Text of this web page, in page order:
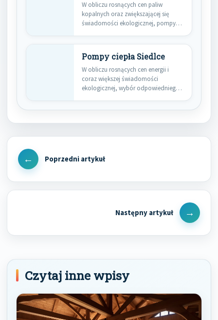
W obliczu rosnących cen paliw
kopalnych oraz zwiększającej się
świadomości ekologicznej, pompy
Pompy ciepła Siedlce
W obliczu rosnących cen energii i
coraz większej świadomości
ekologicznej, wybór odpowiedniego
Nawigacja
wpisu
Previous
Next
Post
Czytaj inne wpisy